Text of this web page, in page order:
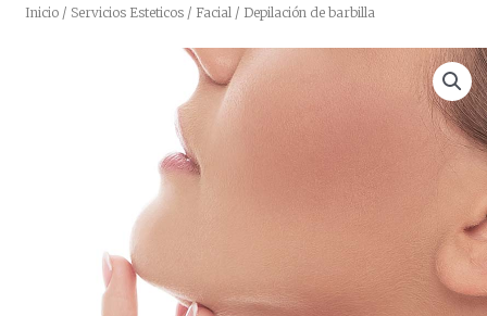
Inicio / Servicios Esteticos / Facial / Depilación de barbilla